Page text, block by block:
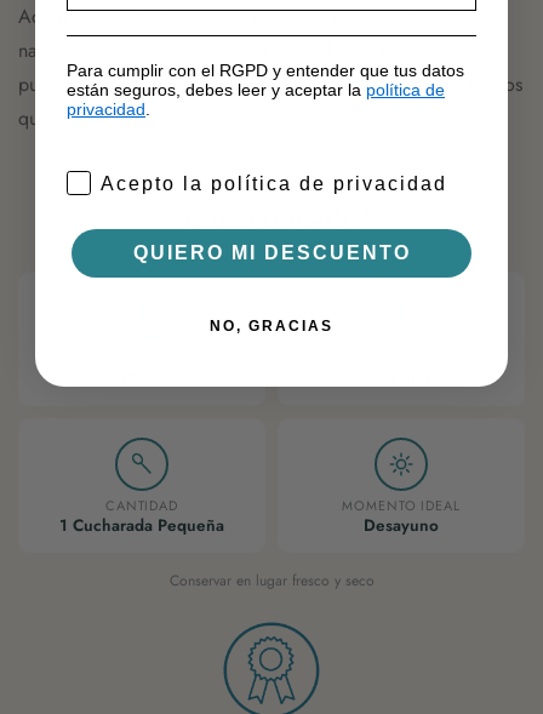
Además, las combinaciones de este Pu erh (Té rojo) con
naranja, fresas y vainilla son innumerables. Lo mejor que
puedes hacer es probarlo con lo que se te ocurra y contarnos
que te ha parecido.
CANTIDAD
1 Cucharada Pequeña
MOMENTO IDEAL
Desayuno
Conservar en lugar fresco y seco
Para cumplir con el RGPD y entender que tus datos
están seguros, debes leer y aceptar la política de
privacidad
Acepto la política de privacidad
QUIERO MI DESCUENTO
NO, GRACIAS